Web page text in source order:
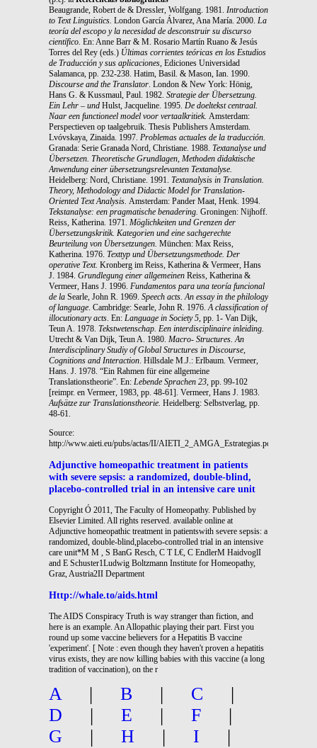
Beaugrande, Robert de & Dressler, Wolfgang. 1981. Introduction
to Text Linguistics. London García Álvarez, Ana María. 2000. La
teoría del escopo y la necesidad de desconstruir su discurso
científico. En: Anne Barr & M. Rosario Martín Ruano & Jesús
Torres del Rey (eds.) Últimas corrientes teóricas en los Estudios
de Traducción y sus aplicaciones, Ediciones Universidad
Salamanca, pp. 232-238. Hatim, Basil. & Mason, Ian. 1990.
Discourse and the Translator. London & New York: Hönig,
Hans G. & Kussmaul, Paul. 1982. Strategie der Übersetzung.
Ein Lehr – und Hulst, Jacqueline. 1995. De doeltekst centraal.
Naar een functioneel model voor vertaalkritiek. Amsterdam:
Perspectieven op taalgebruik. Thesis Publishers Amsterdam.
Lvóvskaya, Zinaida. 1997. Problemas actuales de la traducción.
Granada: Serie Granada Nord, Christiane. 1988. Textanalyse und
Übersetzen. Theoretische Grundlagen, Methoden didaktische
Anwendung einer übersetzungsrelevanten Textanalyse.
Heidelberg: Nord, Christiane. 1991. Textanalysis in Translation.
Theory, Methodology and DidacticModel for Translation-
Oriented Text Analysis. Amsterdam: Pander Maat, Henk. 1994.
Tekstanalyse: een pragmatische benadering. Groningen: Nijhoff.
Reiss, Katherina. 1971. Möglichkeiten und Grenzen der
Übersetzungskritik. Kategorien und eine sachgerechte
Beurteilung von Übersetzungen. München: Max Reiss,
Katherina. 1976. Texttyp und Übersetzungsmethode. Der
operative Text. Kronberg im Reiss, Katherina & Vermeer, Hans
J. 1984. Grundlegung einer allgemeinen Reiss, Katherina &
Vermeer, Hans J. 1996. Fundamentos para una teoría funcional
de la Searle, John R. 1969. Speech acts. An essay in the philology
of language. Cambridge: Searle, John R. 1976.A classification of
illocutionary acts. En: Language in Society 5, pp. 1- Van Dijk,
Teun A. 1978. Tekstwetenschap. Een interdisciplinaire inleiding.
Utrecht & Van Dijk, Teun A. 1980. Macro- Structures. An
Interdisciplinary Studiy of Global Structures in Discourse,
Cognitions and Interaction. Hillsdale M.J.: Erlbaum. Vermeer,
Hans. J. 1978. “Ein Rahmen für eine allgemeine
Translationstheorie”. En: Lebende Sprachen 23, pp. 99-102
[reimpr. en Vermeer, 1983, pp. 48-61]. Vermeer, Hans J. 1983.
Aufsätze zur Translationstheorie. Heidelberg: Selbstverlag, pp.
48-61.
Source:
http://www.aieti.eu/pubs/actas/II/AIETI_2_AMGA_Estrategias.pdf
Adjunctive homeopathic treatment in patients
with severe sepsis: a randomized, double-blind,
placebo-controlled trial in an intensive care unit
Copyright Ó 2011, The Faculty of Homeopathy. Published by
Elsevier Limited. All rights reserved. available online at
Adjunctive homeopathic treatment in patientswith severe sepsis: a
randomized, double-blind,placebo-controlled trial in an intensive
care unit*M M , S BanG Resch, C T L€, C EndlerM HaidvoglI
and E Schuster1Ludwig Boltzmann Institute for Homeopathy,
Graz, Austria2II Department
Http://whale.to/aids.html
The AIDS Conspiracy Truth is way stranger than fiction, and
here is an example. An Allopathic playing their part. First you
round up some vaccine believers for a Hepatitis B vaccine
'experiment'. [ Note : even though they haven't proven a hepatitis
virus exists, they are now killing babies with this vaccine (a long
tradition of vaccination), on the r
A | B | C
|
D
| E | F
|
G
| H | I
|